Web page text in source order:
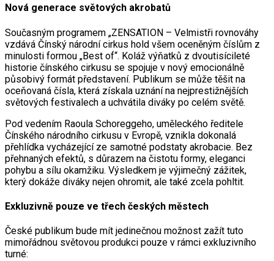
Nová generace světových akrobatů
Současným programem „ZENSATION – Velmistři rovnováhy
vzdává Čínský národní cirkus hold všem oceněným číslům z
minulosti formou „Best of“. Koláž výňatků z dvoutisícileté
historie čínského cirkusu se spojuje v nový emocionálně
působivý formát představení. Publikum se může těšit na
oceňovaná čísla, která získala uznání na nejprestižnějších
světových festivalech a uchvátila diváky po celém světě.
Pod vedením Raoula Schoreggeho, uměleckého ředitele
Čínského národního cirkusu v Evropě, vznikla dokonalá
přehlídka vycházející ze samotné podstaty akrobacie. Bez
přehnaných efektů, s důrazem na čistotu formy, eleganci
pohybu a sílu okamžiku. Výsledkem je výjimečný zážitek,
který dokáže diváky nejen ohromit, ale také zcela pohltit.
Exkluzivně pouze ve třech českých městech
České publikum bude mít jedinečnou možnost zažít tuto
mimořádnou světovou produkci pouze v rámci exkluzivního
turné: